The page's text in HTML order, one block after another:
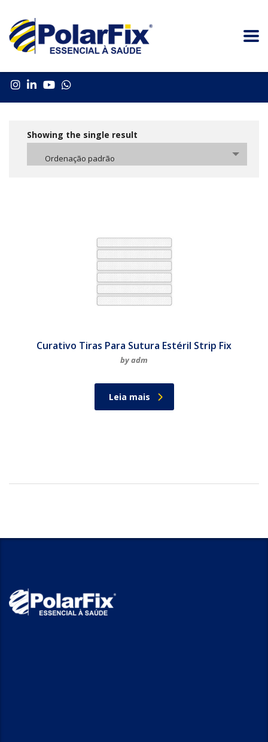
Showing the single result
Ordenação padrão
Curativo Tiras Para Sutura Estéril Strip Fix
by adm
Leia mais